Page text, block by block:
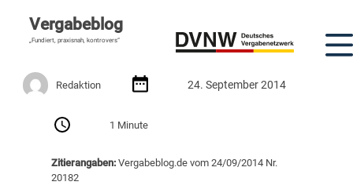
Vergabeblog
„Fundiert, praxisnah, kontrovers“
Redaktion 24. September 2014
1 Minute
Zitierangaben:Vergabeblog.de vom 24/09/2014 Nr.
20182